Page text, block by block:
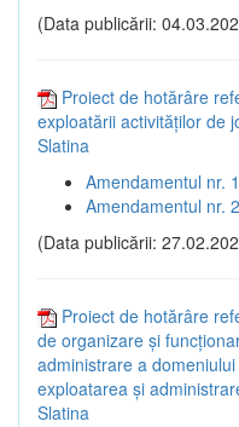
(Data publicării:
Proiect de hotărâre
exploatării activităților de
Slatina
Amendamentul nr. 1
Amendamentul nr. 2
(Data publicării:
Proiect de hotărâre
de organizare și
administrare a
exploatarea și
Slatina